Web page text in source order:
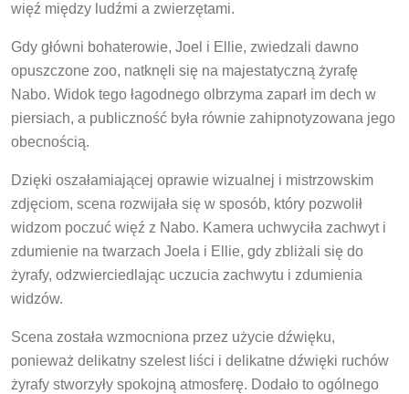
więź między ludźmi a zwierzętami.
Gdy główni bohaterowie, Joel i Ellie, zwiedzali dawno
opuszczone zoo, natknęli się na majestatyczną żyrafę
Nabo. Widok tego łagodnego olbrzyma zaparł im dech w
piersiach, a publiczność była równie zahipnotyzowana jego
obecnością.
Dzięki oszałamiającej oprawie wizualnej i mistrzowskim
zdjęciom, scena rozwijała się w sposób, który pozwolił
widzom poczuć więź z Nabo. Kamera uchwyciła zachwyt i
zdumienie na twarzach Joela i Ellie, gdy zbliżali się do
żyrafy, odzwierciedlając uczucia zachwytu i zdumienia
widzów.
Scena została wzmocniona przez użycie dźwięku,
ponieważ delikatny szelest liści i delikatne dźwięki ruchów
żyrafy stworzyły spokojną atmosferę. Dodało to ogólnego